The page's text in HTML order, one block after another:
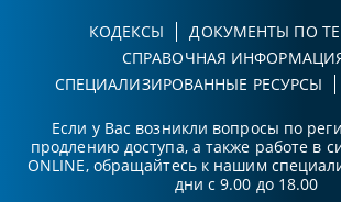
КОДЕКСЫ
ДОКУМЕНТЫ ПО
СПРАВОЧНАЯ
СПЕЦИАЛИЗИРОВАННЫЕ РЕСУРСЫ
Если у Вас возникли вопросы по
продлению доступа, а также работе в
ONLINE, обращайтесь к нашим
дни с 9.00 до 18.00